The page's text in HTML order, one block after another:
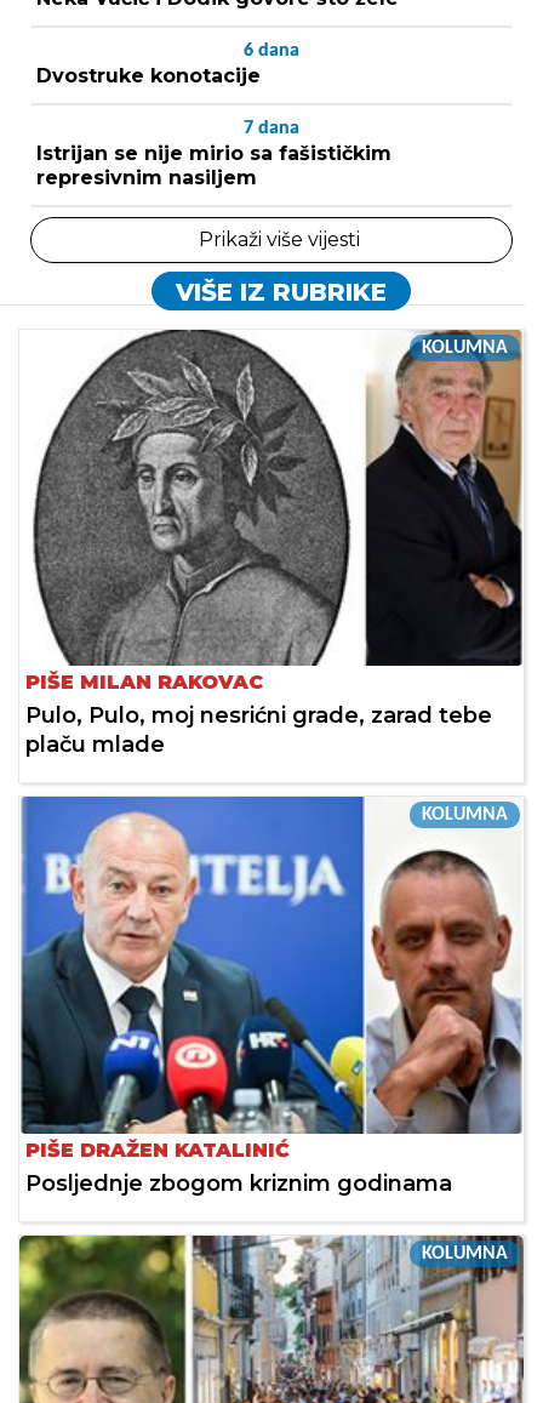
6 dana
Dvostruke konotacije
7 dana
Istrijan se nije mirio sa fašističkim
represivnim nasiljem
Prikaži više vijesti
VIŠE IZ RUBRIKE
KOLUMNA
PIŠE MILAN RAKOVAC
Pulo, Pulo, moj nesrićni grade, zarad tebe
plaču mlade
KOLUMNA
PIŠE DRAŽEN KATALINIĆ
Posljednje zbogom kriznim godinama
KOLUMNA